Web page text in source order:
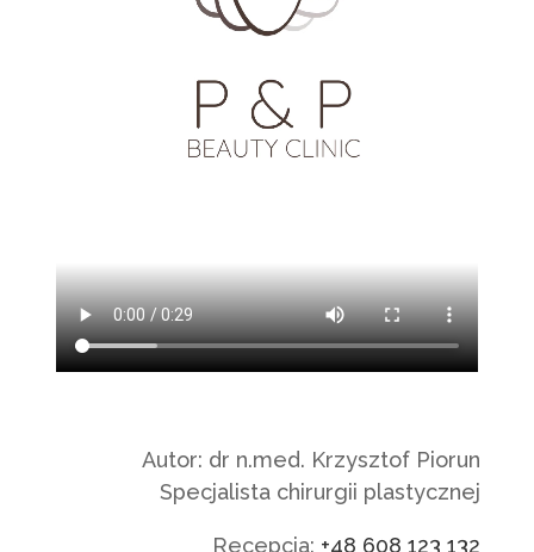
Autor: dr n.med. Krzysztof Piorun
Specjalista chirurgii plastycznej
Recepcja: +48 608 123 132